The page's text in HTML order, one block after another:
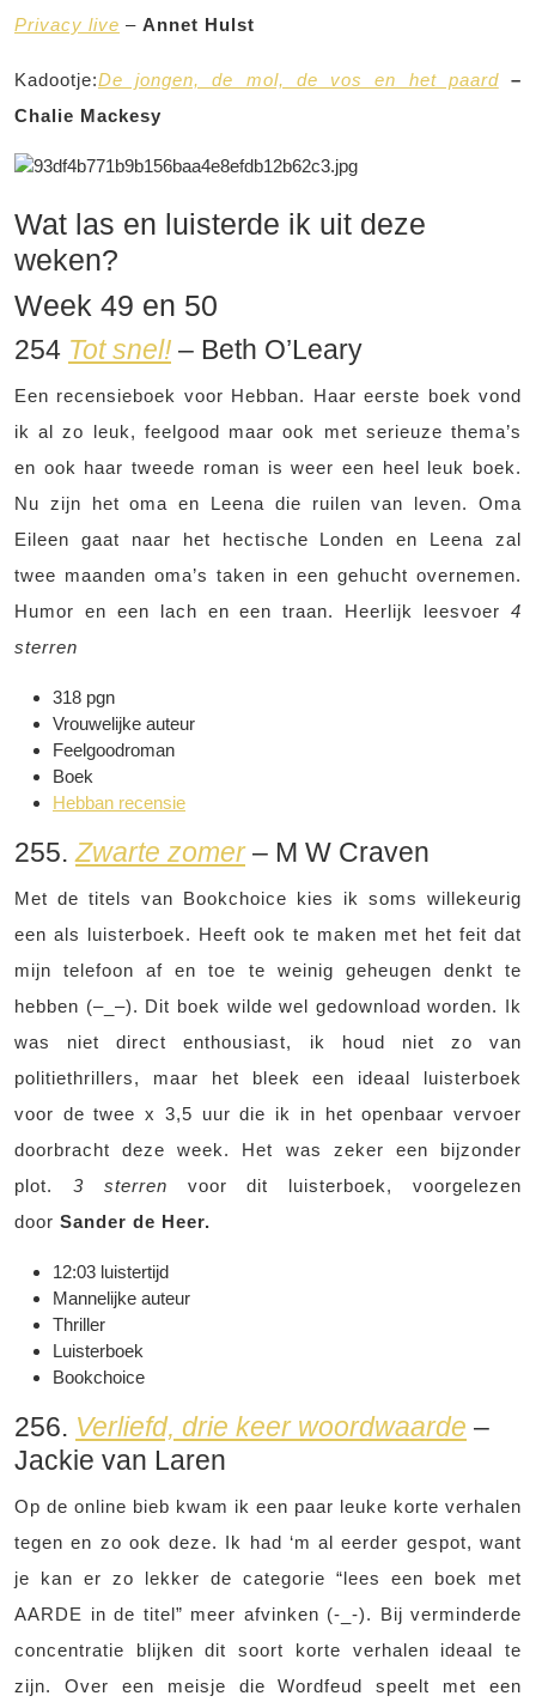
Privacy live – Annet Hulst
Kadootje:De jongen, de mol, de vos en het paard–
Chalie Mackesy
Wat las en luisterde ik uit deze
weken?
Week 49 en 50
254 Tot snel! – Beth O’Leary
Een recensieboek voor Hebban. Haar eerste boek vond
ik al zo leuk, feelgood maar ook met serieuze thema’s
en ook haar tweede roman is weer een heel leuk boek.
Nu zijn het oma en Leena die ruilen van leven. Oma
Eileen gaat naar het hectische Londen en Leena zal
twee maanden oma’s taken in een gehucht overnemen.
Humor en een lach en een traan. Heerlijk leesvoer 4
sterren
318 pgn
Vrouwelijke auteur
Feelgoodroman
Boek
Hebban recensie
255. Zwarte zomer– M W Craven
Met de titels van Bookchoice kies ik soms willekeurig
een als luisterboek. Heeft ook te maken met het feit dat
mijn telefoon af en toe te weinig geheugen denkt te
hebben (–_–). Dit boek wilde wel gedownload worden. Ik
was niet direct enthousiast, ik houd niet zo van
politiethrillers, maar het bleek een ideaal luisterboek
voor de twee x 3,5 uur die ik in het openbaar vervoer
doorbracht deze week. Het was zeker een bijzonder
plot. 3 sterren voor dit luisterboek, voorgelezen
door Sander de Heer.
12:03 luistertijd
Mannelijke auteur
Thriller
Luisterboek
Bookchoice
256. Verliefd, drie keer woordwaarde –
Jackie van Laren
Op de online bieb kwam ik een paar leuke korte verhalen
tegen en zo ook deze. Ik had ‘m al eerder gespot, want
je kan er zo lekker de categorie “lees een boek met
AARDE in de titel” meer afvinken (-_-). Bij verminderde
concentratie blijken dit soort korte verhalen ideaal te
zijn. Over een meisje die Wordfeud speelt met een